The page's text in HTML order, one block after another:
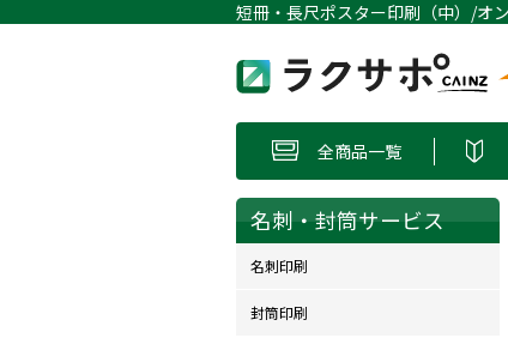
全商品一覧
名刺・封筒サービス
名刺印刷
封筒印刷